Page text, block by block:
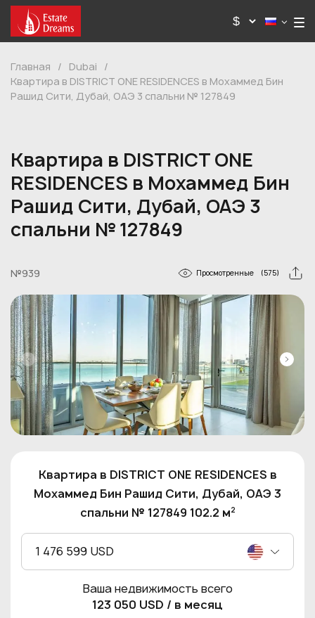
Главная / Dubai
/
Квартира в DISTRICT ONE RESIDENCES в Мохаммед Бин
Рашид Сити, Дубай, ОАЭ 3 спальни № 127849
Квартира в DISTRICT ONE
RESIDENCES в Мохаммед Бин
Рашид Сити, Дубай, ОАЭ 3
спальни № 127849
№939 Просмотренные (575)
Квартира в DISTRICT ONE RESIDENCES в
Мохаммед Бин Рашид Сити, Дубай, ОАЭ 3
спальни № 127849 102.2 м2
1 476 599 USD
Ваша недвижимость всего
123 050 USD / в месяц